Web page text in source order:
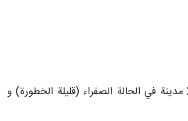
وبحسب التقرير توجد في الوقت الحاضر 19 مدينة في الحالة الحمراء (شديدة الخطورة) و 45 مدينة في الحالة البرتقالية (متوسطة الخطورة)، و 233 مدينة في الحالة الصفراء (قليلة الخطورة) و